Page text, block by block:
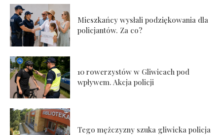
Mieszkańcy wysłali podziękowania dla
policjantów. Za co?
10 rowerzystów w Gliwicach pod
wpływem. Akcja policji
Tego mężczyzny szuka gliwicka policja